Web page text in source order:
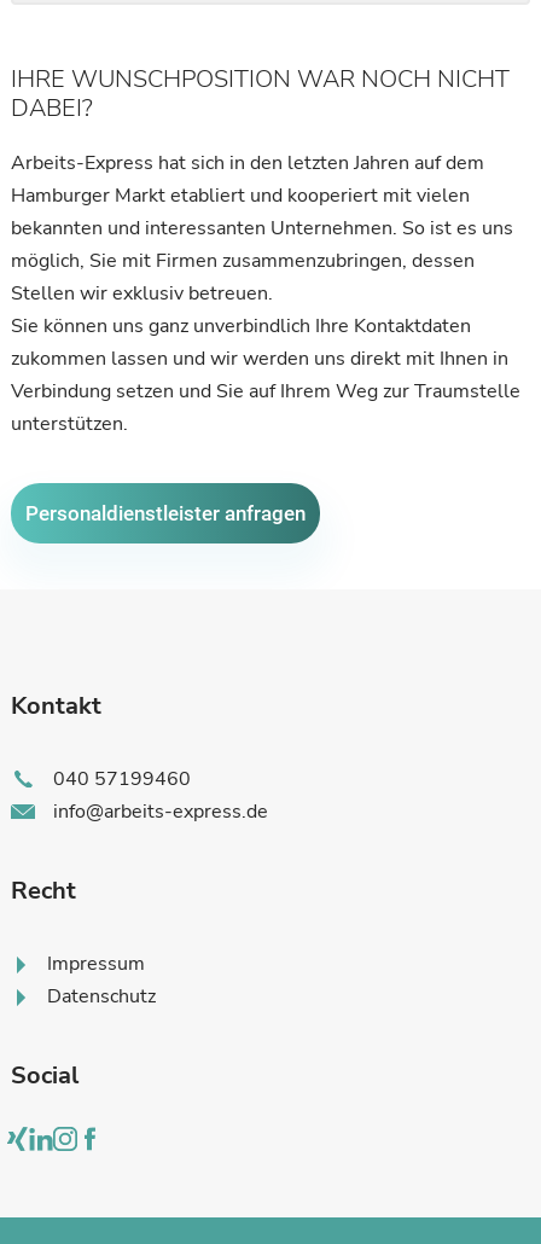
IHRE WUNSCHPOSITION WAR NOCH NICHT
DABEI?
Arbeits-Express hat sich in den letzten Jahren auf dem
Hamburger Markt etabliert und kooperiert mit vielen
bekannten und interessanten Unternehmen. So ist es uns
möglich, Sie mit Firmen zusammenzubringen, dessen
Stellen wir exklusiv betreuen.
Sie können uns ganz unverbindlich Ihre Kontaktdaten
zukommen lassen und wir werden uns direkt mit Ihnen in
Verbindung setzen und Sie auf Ihrem Weg zur Traumstelle
unterstützen.
Personaldienstleister anfragen
Kontakt
040 57199460
info@arbeits-express.de
Recht
Impressum
Datenschutz
Social